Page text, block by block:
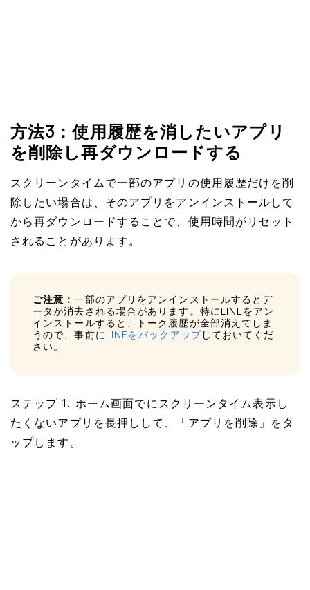
方法3：使用履歴を消したいアプリ
を削除し再ダウンロードする
スクリーンタイムで一部のアプリの使用履歴だけを削
除したい場合は、そのアプリをアンインストールして
から再ダウンロードすることで、使用時間がリセット
されることがあります。
ご注意：一部のアプリをアンインストールするとデ
ータが消去される場合があります。特にLINEをアン
インストールすると、トーク履歴が全部消えてしま
うので、事前に LINEをバックアップ しておいてくだ
さい。
ステップ 1. ホーム画面でにスクリーンタイム表示し
たくないアプリを長押しして、「アプリを削除」をタ
ップします。